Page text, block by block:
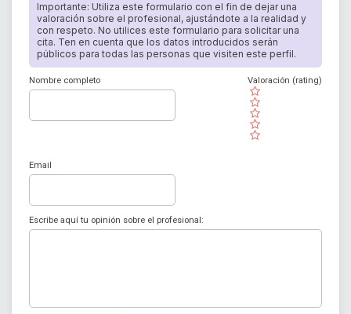
Importante: Utiliza este formulario con el fin de dejar una
valoración sobre el profesional, ajustándote a la realidad y
con respeto. No utilices este formulario para solicitar una
cita. Ten en cuenta que los datos introducidos serán
públicos para todas las personas que visiten este perfil.
Nombre completo
( )
( )
( )
( )
( )
Valoración (rating)
Email
Escribe aquí tu opinión sobre el profesional: